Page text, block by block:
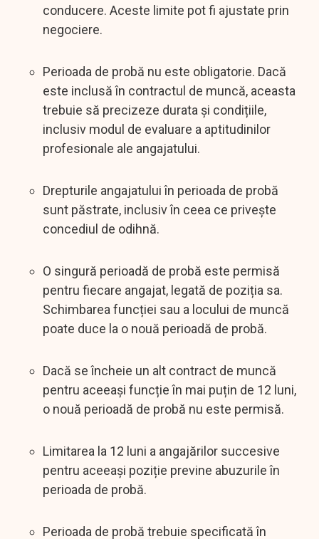
conducere. Aceste limite pot fi ajustate prin
negociere.
Perioada de probă nu este obligatorie. Dacă
este inclusă în contractul de muncă, aceasta
trebuie să precizeze durata și condițiile,
inclusiv modul de evaluare a aptitudinilor
profesionale ale angajatului.
Drepturile angajatului în perioada de probă
sunt păstrate, inclusiv în ceea ce privește
concediul de odihnă.
O singură perioadă de probă este permisă
pentru fiecare angajat, legată de poziția sa.
Schimbarea funcției sau a locului de muncă
poate duce la o nouă perioadă de probă.
Dacă se încheie un alt contract de muncă
pentru aceeași funcție în mai puțin de 12 luni,
o nouă perioadă de probă nu este permisă.
Limitarea la 12 luni a angajărilor succesive
pentru aceeași poziție previne abuzurile în
perioada de probă.
Perioada de probă trebuie specificată în